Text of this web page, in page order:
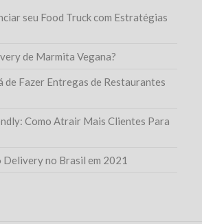
seu Food Truck com Estratégias
de Marmita Vegana?
de Fazer Entregas de Restaurantes
Como Atrair Mais Clientes Para
Delivery no Brasil em 2021